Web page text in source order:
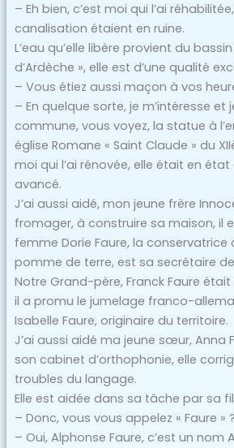
– Eh bien, c’est moi qui l’ai
canalisation étaient en ruine.
L’eau qu’elle libère provient du
d’Ardèche », elle est d’une qualité
– Vous étiez aussi maçon à vos
– En quelque sorte, je m’intéresse et
commune, vous voyez, la statue à
église Romane « Saint Claude » du
moi qui l’ai rénovée, elle était en
avancé.
J’ai aussi aidé, mon jeune frère
fromager, à construire sa maison, il
femme Dorie Faure, la conservatrice
pomme de terre, est sa secrétaire
Notre Grand-père, Franck Faure
il a promu le jumelage franco-
Isabelle Faure, originaire du territoire.
J’ai aussi aidé ma jeune sœur, Anna
son cabinet d’orthophonie, elle
troubles du langage.
Elle est aidée dans sa tâche par sa
– Donc, vous vous appelez « Faure » ?
– Oui, Alphonse Faure, c’est un nom